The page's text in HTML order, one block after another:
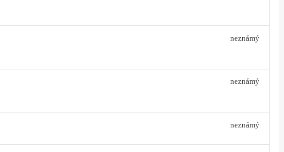
neznámý
neznámý
neznámý